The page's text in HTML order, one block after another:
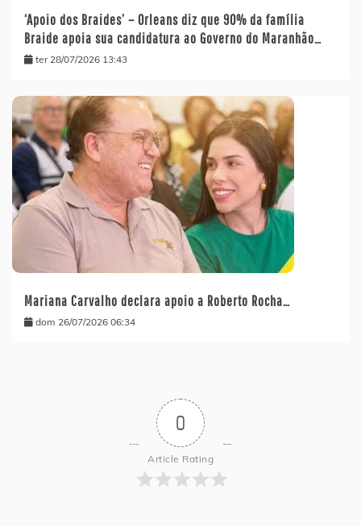
‘Apoio dos Braides’ – Orleans diz que 90% da família
Braide apoia sua candidatura ao Governo do Maranhão…
ter 28/07/2026 13:43
Mariana Carvalho declara apoio a Roberto Rocha…
dom 26/07/2026 06:34
0
Article Rating